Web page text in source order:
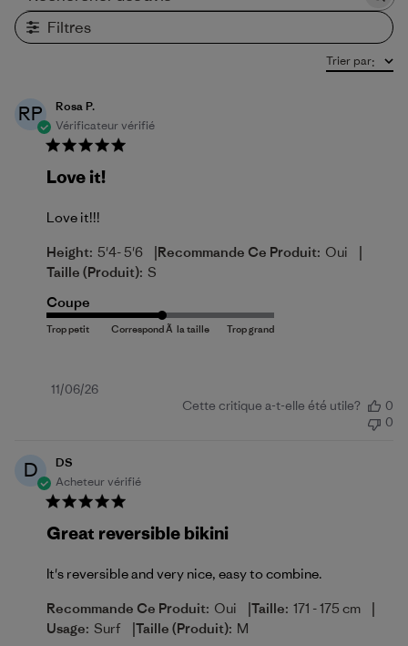
Filtres
Trier par:
RP
Rosa P.
Vérificateur vérifié
Love it!
Love it!!!
Height: 5'4- 5'6 |Recommande Ce Produit: Oui |
Taille (produit): S
Coupe
Date
11/06/26
Cette critique a-t-elle été utile?
0
0
D
DS
Acheteur vérifié
Great reversible bikini
It's reversible and very nice, easy to combine.
Recommande Ce Produit: Oui |Taille: 171 - 175 cm |
Usage: Surf |Taille (produit): M